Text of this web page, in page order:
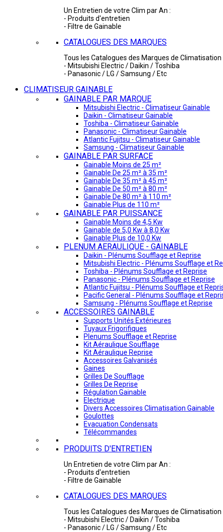
Un Entretien de votre Clim par An :
- Produits d'entretien
- Filtre de Gainable
CATALOGUES DES MARQUES
Tous les Catalogues des Marques de Climatisation
- Mitsubishi Electric / Daikin / Toshiba
- Panasonic / LG / Samsung / Etc
CLIMATISEUR GAINABLE
GAINABLE PAR MARQUE
Mitsubishi Electric - Climatiseur Gainable
Daikin - Climatiseur Gainable
Toshiba - Climatiseur Gainable
Panasonic - Climatiseur Gainable
Atlantic Fujitsu - Climatiseur Gainable
Samsung - Climatiseur Gainable
GAINABLE PAR SURFACE
Gainable Moins de 25 m²
Gainable De 25 m² à 35 m²
Gainable De 35 m² à 45 m²
Gainable De 50 m² à 80 m²
Gainable De 80 m² à 110 m²
Gainable Plus de 110 m²
GAINABLE PAR PUISSANCE
Gainable Moins de 4,5 Kw
Gainable de 5,0 Kw à 8,0 Kw
Gainable Plus de 10,0 Kw
PLENUM AERAULIQUE - GAINABLE
Daikin - Plénums Soufflage et Reprise
Mitsubishi Electric - Plénums Soufflage et
Toshiba - Plénums Soufflage et Reprise
Panasonic - Plénums Soufflage et Reprise
Atlantic Fujitsu - Plénums Soufflage et
Pacific General - Plénums Soufflage et
Samsung - Plénums Soufflage et Reprise
ACCESSOIRES GAINABLE
Supports Unités Extérieures
Tuyaux Frigorifiques
Plenums Soufflage et Reprise
Kit Aéraulique Soufflage
Kit Aéraulique Reprise
Accessoires Galvanisés
Gaines
Grilles De Soufflage
Grilles De Reprise
Régulation Gainable
Electrique
Divers Accessoires Climatisation Gainable
Goulottes
Evacuation Condensats
Télécommandes
PRODUITS D'ENTRETIEN
Un Entretien de votre Clim par An :
- Produits d'entretien
- Filtre de Gainable
CATALOGUES DES MARQUES
Tous les Catalogues des Marques de Climatisation
- Mitsubishi Electric / Daikin / Toshiba
- Panasonic / LG / Samsung / Etc